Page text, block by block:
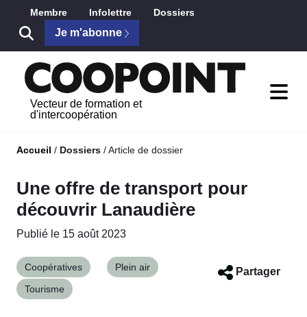
Saut au contenu principal
Membre Infolettre Dossiers
Je m'abonne
Vecteur de formation et
d'intercoopération
Accueil / Dossiers /Article de dossier
Une offre de transport pour
découvrir Lanaudière
Publié le 15 août 2023
Coopératives
Plein air
Tourisme
Partager